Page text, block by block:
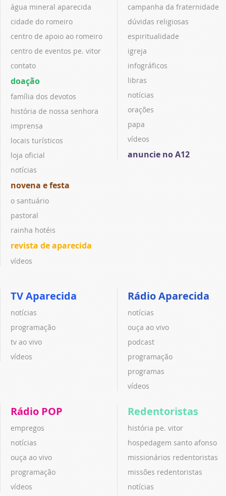
água mineral aparecida
cidade do romeiro
centro de apoio ao romeiro
centro de eventos pe. vitor
contato
doação
família dos devotos
história de nossa senhora
imprensa
locais turísticos
loja oficial
notícias
novena e festa
o santuário
pastoral
rainha hotéis
revista de aparecida
vídeos
campanha da fraternidade
dúvidas religiosas
espiritualidade
igreja
infográficos
libras
notícias
orações
papa
vídeos
anuncie no A12
TV Aparecida
notícias
programação
tv ao vivo
vídeos
Rádio Aparecida
notícias
ouça ao vivo
podcast
programação
programas
vídeos
Rádio POP
empregos
notícias
ouça ao vivo
programação
vídeos
Redentoristas
história pe. vitor
hospedagem santo afonso
missionários redentoristas
missões redentoristas
notícias